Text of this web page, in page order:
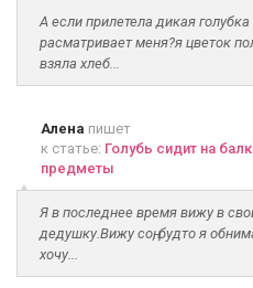
А если прилетела дикая
расматривает меня?я цветок
взяла хлеб...
Алена пишет
к статье: Голубь сидит на
предметы
Я в последнее время вижу в
дедушку.Вижу соң, будто я
хочу...